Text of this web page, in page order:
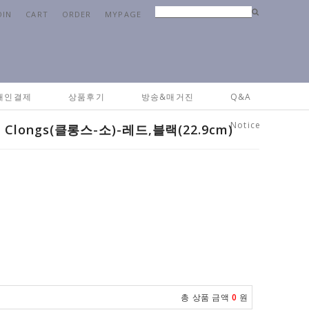
CART ORDER MYPAGE
인결제 상품후기 방송&매거진 Q&A
Notice
Clongs(클롱스-소)-레드,블랙(22.9cm)
총 상품 금액 0 원